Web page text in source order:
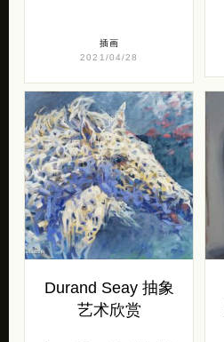
插画
2021/04/28
Durand Seay 抽象
艺术欣赏